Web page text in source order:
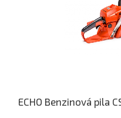
ECHO Benzinová pila